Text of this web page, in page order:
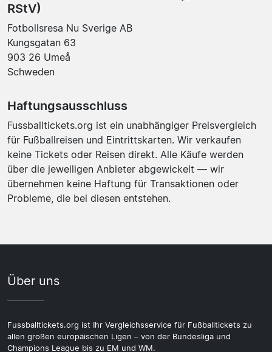
RStV)
Fotbollsresa Nu Sverige AB
Kungsgatan 63
903 26 Umeå
Schweden
Haftungsausschluss
Fussballtickets.org ist ein unabhängiger Preisvergleich
für Fußballreisen und Eintrittskarten. Wir verkaufen
keine Tickets oder Reisen direkt. Alle Käufe werden
über die jeweiligen Anbieter abgewickelt — wir
übernehmen keine Haftung für Transaktionen oder
Probleme, die bei diesen entstehen.
Über uns
Fussballtickets.org ist Ihr Vergleichsservice für Fußballtickets zu
allen großen europäischen Ligen – von der Bundesliga und
Champions League bis zu EM und WM.